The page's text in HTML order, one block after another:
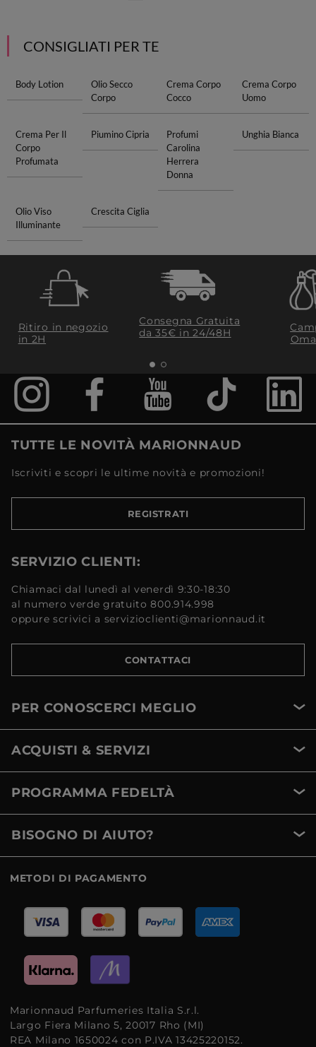
CONSIGLIATI PER TE
Body Lotion
Olio Secco
Corpo
Crema Corpo
Cocco
Crema Corpo
Uomo
Crema Per Il
Corpo
Profumata
Piumino Cipria
Profumi
Carolina
Herrera
Donna
Unghia Bianca
Olio Viso
Illuminante
Crescita Ciglia
Ritiro in negozio
in 2H
Consegna Gratuita
da 35€​ in 24/48H
TUTTE LE NOVITÀ MARIONNAUD
Iscriviti e scopri le ultime novità e promozioni!
REGISTRATI
SERVIZIO CLIENTI:
Chiamaci dal lunedì al venerdì 9:30-18:30
al numero verde gratuito 800.914.998
oppure scrivici a servizioclienti@marionnaud.it
CONTATTACI
PER CONOSCERCI MEGLIO
ACQUISTI & SERVIZI
PROGRAMMA FEDELTÀ
BISOGNO DI AIUTO?
METODI DI PAGAMENTO
Marionnaud Parfumeries Italia S.r.l.
Largo Fiera Milano 5, 20017 Rho (MI)
REA Milano 1650024 con P.IVA 13425220152.